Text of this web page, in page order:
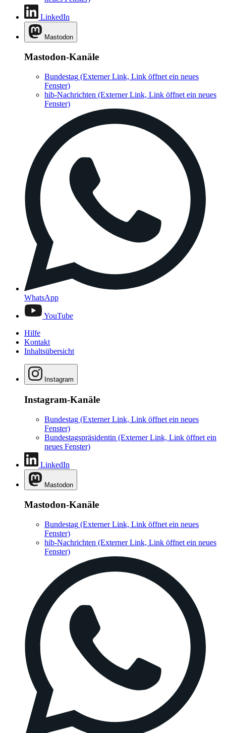
LinkedIn
Mastodon
Mastodon-Kanäle
Bundestag (Externer Link, Link öffnet ein neues
Fenster)
hib-Nachrichten (Externer Link, Link öffnet ein neues
Fenster)
WhatsApp
YouTube
Hilfe
Kontakt
Inhaltsübersicht
Instagram
Instagram-Kanäle
Bundestag (Externer Link, Link öffnet ein neues
Fenster)
Bundestagspräsidentin (Externer Link, Link öffnet ein
neues Fenster)
LinkedIn
Mastodon
Mastodon-Kanäle
Bundestag (Externer Link, Link öffnet ein neues
Fenster)
hib-Nachrichten (Externer Link, Link öffnet ein neues
Fenster)